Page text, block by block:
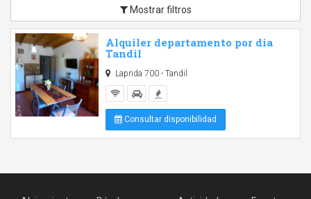
Mostrar filtros
Alquiler departamento por dia
Tandil
Laprida 700 - Tandil
Consultar disponibilidad